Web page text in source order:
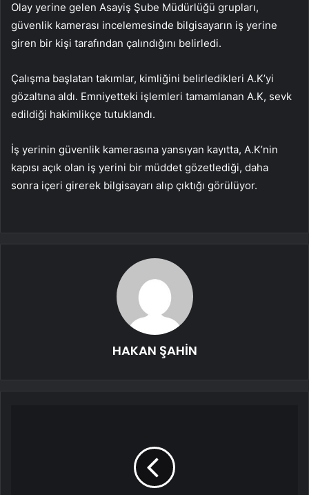
Olay yerine gelen Asayiş Şube Müdürlüğü grupları,
güvenlik kamerası incelemesinde bilgisayarın iş yerine
giren bir kişi tarafından çalındığını belirledi.
Çalışma başlatan takımlar, kimliğini belirledikleri A.K’yi
gözaltına aldı. Emniyetteki işlemleri tamamlanan A.K, sevk
edildiği hakimlikçe tutuklandı.
İş yerinin güvenlik kamerasına yansıyan kayıtta, A.K’nin
kapısı açık olan iş yerini bir müddet gözetlediği, daha
sonra içeri girerek bilgisayarı alıp çıktığı görülüyor.
HAKAN ŞAHİN